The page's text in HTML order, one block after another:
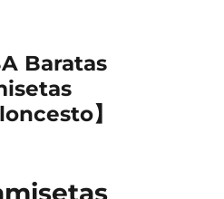
Baratas
】